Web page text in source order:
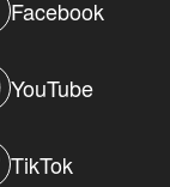
Facebook
YouTube
TikTok